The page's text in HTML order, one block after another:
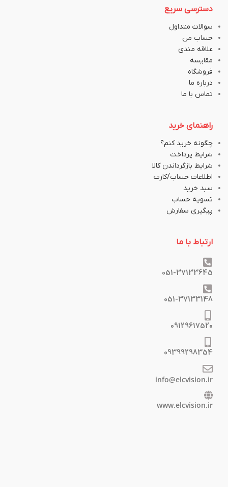
دسترسی سریع
سوالات متداول
حساب من
علاقه مندی
مقایسه
فروشگاه
درباره ما
تماس با ما
راهنمای خرید
چگونه خرید کنم؟
شرایط پرداخت
شرایط بازگرداندن کالا
اطلاعات حساب/کارت
سبد خرید
تسویه حساب
پیگیری سفارش
ارتباط با ما
051-37133645
051-37133148
09129617520
09399298354
info@elcvision.ir
www.elcvision.ir